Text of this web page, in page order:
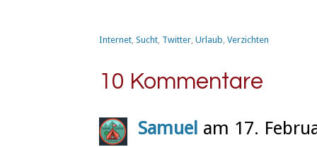
Internet, Sucht, Twitter, Urlaub, Verzichten
10 Kommentare
Samuel am 17.